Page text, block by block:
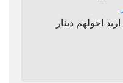
اريد احولهم دينار